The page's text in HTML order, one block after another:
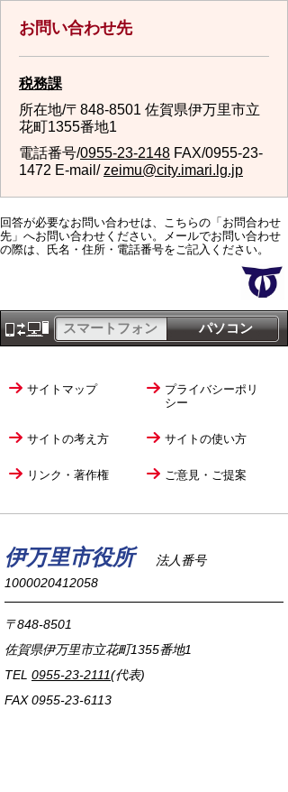
お問い合わせ先
税務課
所在地/〒848-8501 佐賀県伊万里市立
花町1355番地1
電話番号/0955-23-2148 FAX/0955-23-
1472 E-mail/zeimu@city.imari.lg.jp
回答が必要なお問い合わせは、こちらの「お問合わせ
先」へお問い合わせください。メールでお問い合わせ
の際は、氏名・住所・電話番号をご記入ください。
パソコン
スマートフォン
サイトマップ
プライバシーポリ
シー
サイトの考え方 サイトの使い方
リンク・著作権 ご意見・ご提案
伊万里市役所
法人番号
1000020412058
〒848-8501
佐賀県伊万里市立花町1355番地1
TEL 0955-23-2111(代表)
FAX 0955-23-6113